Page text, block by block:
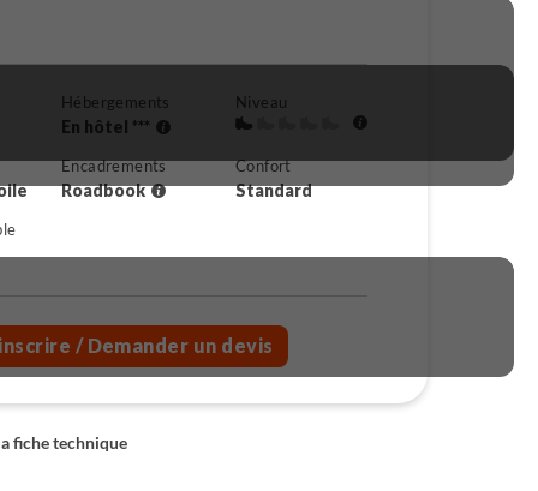
Hébergements
En hôtel ***
Niveau
Encadrements
Roadbook
Confort
Standard
/ Demander un devis
fiche technique